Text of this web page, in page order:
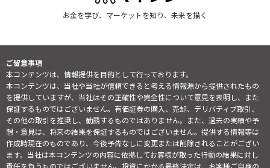
お金を学び、マーケットを知り、未来を描く
ご留意事項
本コンテンツは、情報提供を目的として行っております。
本コンテンツは、当社や当社が信頼できると考える情報源から提供されたもの
を提供していますが、当社はその正確性や完全性について意見を表明し、また
保証するものではございません。有価証券の購入、売却、デリバティブ取引、
その他の取引を推奨し、勧誘するものではありません。また、過去の実績や予
想・意見は、将来の結果を保証するものではございません。提供する情報等は
作成時現在のものであり、今後予告なしに変更または削除されることがござい
ます。当社は本コンテンツの内容に依拠してお客様が取った行動の結果に対し